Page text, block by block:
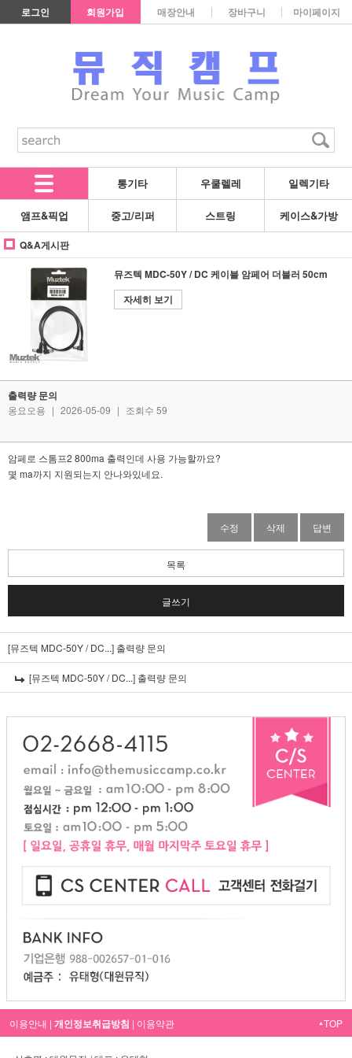
로그인 회원가입 매장안내 장바구니 마이페이지
통기타 우쿨렐레 일렉기타
앰프&픽업 중고/리퍼 스트링 케이스&가방
Q&A게시판
뮤즈텍 MDC-50Y / DC 케이블 암페어 더블러 50cm
자세히 보기
출력량 문의
옹요오용 | 2026-05-09 | 조회수 59
암페로 스톰프2 800ma 출력인데 사용 가능할까요?
몇 ma까지 지원되는지 안나와있네요.
수정 삭제 답변
목록
글쓰기
[뮤즈텍 MDC-50Y / DC...] 출력량 문의
[뮤즈텍 MDC-50Y / DC...] 출력량 문의
이용안내 | 개인정보취급방침 | 이용약관 ▲TOP